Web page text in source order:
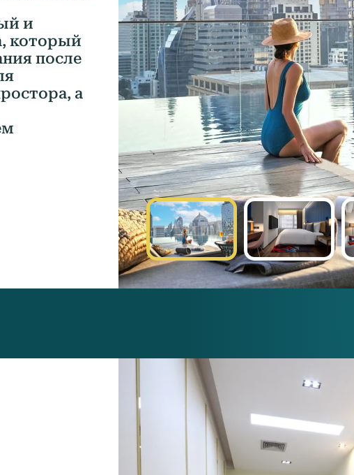
и
который
после
а